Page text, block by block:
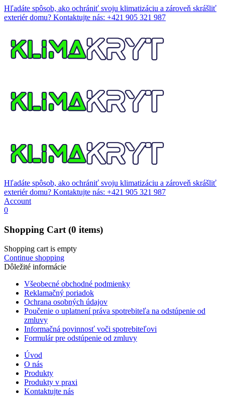
Hľadáte spôsob, ako ochrániť svoju klimatizáciu a zároveň skrášliť
exteriér domu? Kontaktujte nás: +421 905 321 987
Hľadáte spôsob, ako ochrániť svoju klimatizáciu a zároveň skrášliť
exteriér domu? Kontaktujte nás: +421 905 321 987
Account
0
Shopping Cart (0 items)
Shopping cart is empty
Continue shopping
Dôležité informácie
Všeobecné obchodné podmienky
Reklamačný poriadok
Ochrana osobných údajov
Poučenie o uplatnení práva spotrebiteľa na odstúpenie od
zmluvy
Informačná povinnosť voči spotrebiteľovi
Formulár pre odstúpenie od zmluvy
Úvod
O nás
Produkty
Produkty v praxi
Kontaktujte nás